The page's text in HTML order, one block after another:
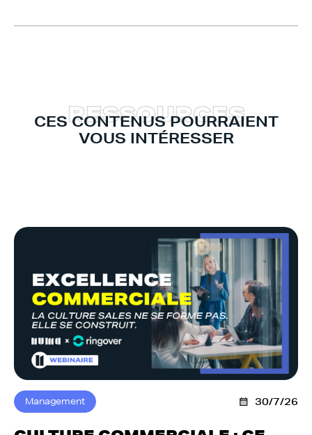
CES CONTENUS POURRAIENT
VOUS INTÉRESSER
RESSOURCES
Management 30/7/26